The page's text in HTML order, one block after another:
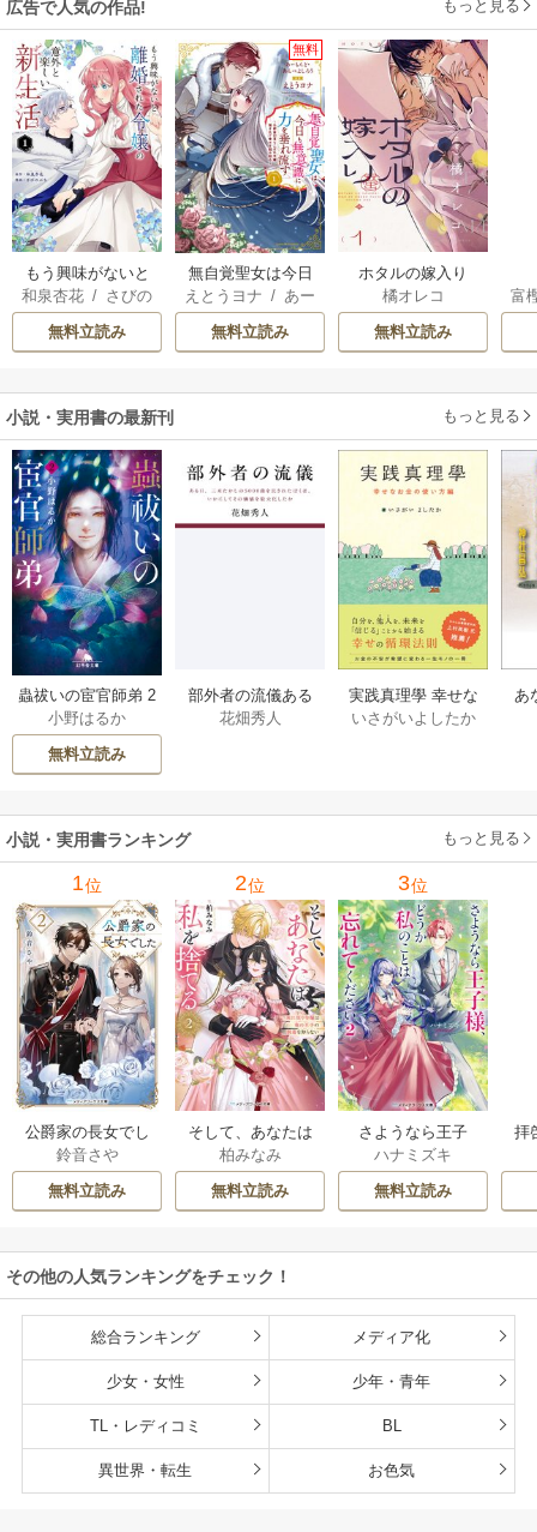
広告で人気の作品! もっと見る
もう興味がないと
離婚された令嬢の
意外と楽しい新生
活
和泉杏花 / さびの
ぶち
無料立読み
無料
無自覚聖女は今日
も無意識に力を垂
れ流す ～公爵家
の落ちこぼれ令
を掴み取る～
えとうヨナ / あー
もんど / あんべよ
しろう
無料立読み
ホタルの嫁入り
橘オレコ
無料立読み
富
小説・実用書の最新刊 もっと見る
蟲祓いの宦官師弟 2
巻
小野はるか
無料立読み
部外者の流儀ある
日、三木たかしの5
したか 1巻
花畑秀人
実践真理學 幸せな
お金の使い方編 1巻
いさがいよしたか
あ
小説・実用書ランキング もっと見る
1位
公爵家の長女でし
た
鈴音さや
無料立読み
2位
そして、あなたは
私を捨てる
柏みなみ
無料立読み
3位
さようなら王子
様、どうか私のこ
とは忘れてくださ
い
ハナミズキ
無料立読み
拝
その他の人気ランキングをチェック！
総合ランキング メディア化
少女・女性 少年・青年
TL・レディコミ BL
異世界・転生 お色気